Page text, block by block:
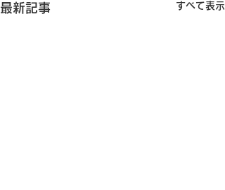
最新記事 すべて表示